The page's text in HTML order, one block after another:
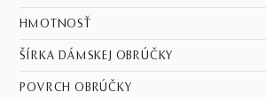
HMOTNOSŤ
ŠÍRKA DÁMSKEJ OBRÚČKY
POVRCH OBRÚČKY